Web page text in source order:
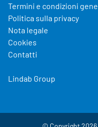
Termini e condizioni
Politica sulla privacy
Nota legale
Cookies
Contatti
Lindab Group